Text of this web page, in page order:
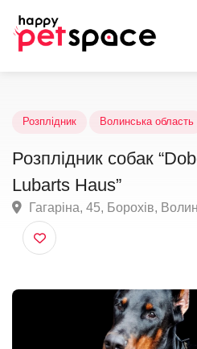
Розплідник собак
Lubarts Haus”
Гагаріна, 45, Борохів,